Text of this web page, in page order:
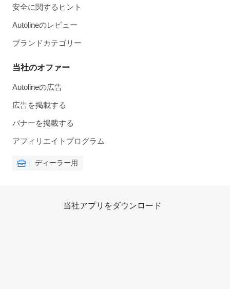
安全に関するヒント
Autolineのレビュー
ブランドカテゴリー
当社のオファー
Autolineの広告
広告を掲載する
バナーを掲載する
アフィリエイトプログラム
ディーラー用
当社アプリをダウンロード